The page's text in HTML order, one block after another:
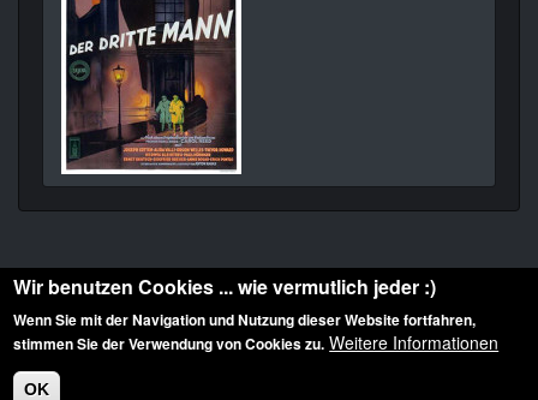
Diese Website ist urheberrechtlich geschützt: © 2010-2026 der Film Noir de. Alle
Rechte vorbehalten.
Wir benutzen Cookies ... wie vermutlich jeder :)
Wenn Sie mit der Navigation und Nutzung dieser Website fortfahren,
stimmen Sie der Verwendung von Cookies zu. Weitere Informationen
OK